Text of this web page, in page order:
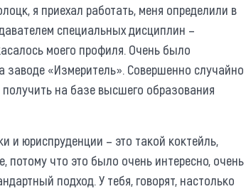
я приехал работать, меня определили в
специальных дисциплин –
моего профиля. Очень было
заводе «Измеритель». Совершенно случайно
на базе высшего образования
и юриспруденции – это такой коктейль,
потому что это было очень интересно, очень
подход. У тебя, говорят, настолько